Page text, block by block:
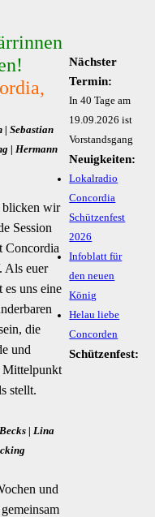
| Sebastian
| Hermann
blicken wir
Session
Concordia
Als euer
uns eine
die
und
Mittelpunkt
stellt.
| Lina
und
Nächster
Termin:
In 40 Tage am
19.09.2026 ist
Vorstandsgang
Neuigkeiten:
Lokalradio
Concordia
Schützenfest
2026
Infoblatt für
den neuen
König
Helau liebe
Concorden
Schützenfest: